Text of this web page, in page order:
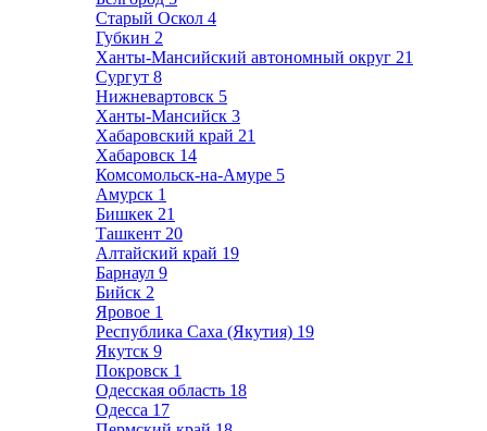
Старый Оскол 4
Губкин 2
Ханты-Мансийский автономный округ 21
Сургут 8
Нижневартовск 5
Ханты-Мансийск 3
Хабаровский край 21
Хабаровск 14
Комсомольск-на-Амуре 5
Амурск 1
Бишкек 21
Ташкент 20
Алтайский край 19
Барнаул 9
Бийск 2
Яровое 1
Республика Саха (Якутия) 19
Якутск 9
Покровск 1
Одесская область 18
Одесса 17